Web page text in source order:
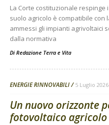
La Corte costituzionale respinge
suolo agricolo è compatibile con
ammessi gli impianti agrivoltaici
dalla normativa
Di Redazione Terra e Vita
ENERGIE RINNOVABILI 5 Luglio 2026
Un nuovo orizzonte
fotovoltaico agricolo